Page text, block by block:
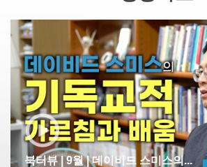
북터뷰 | 9월 | 데이비드 스미스의...